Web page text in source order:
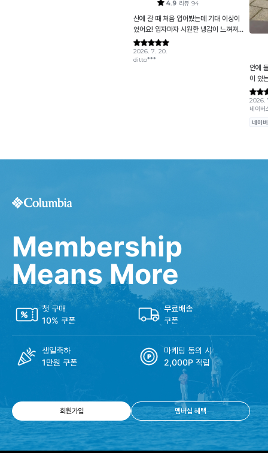
Membership
Means More
첫 구매
10% 쿠폰
무료배송
쿠폰
생일축하
1만원 쿠폰
마케팅 동의 시
2,000P 적립
회원가입 멤버십 혜택